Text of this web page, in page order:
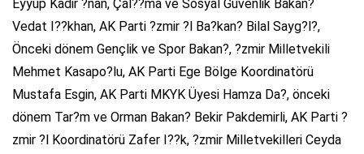
Eyyüp Kadir ?nan, Çal??ma ve Sosyal Güvenlik Bakan?
Vedat I??khan, AK Parti ?zmir ?l Ba?kan? Bilal Sayg?l?,
Önceki dönem Gençlik ve Spor Bakan?, ?zmir Milletvekili
Mehmet Kasapo?lu, AK Parti Ege Bölge Koordinatörü
Mustafa Esgin, AK Parti MKYK Üyesi Hamza Da?, önceki
dönem Tar?m ve Orman Bakan? Bekir Pakdemirli, AK Parti ?
zmir ?l Koordinatörü Zafer I??k, ?zmir Milletvekilleri Ceyda